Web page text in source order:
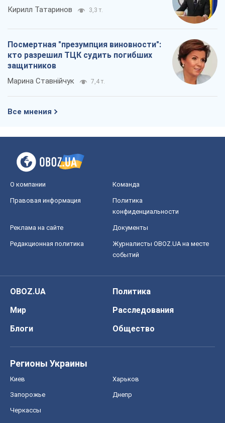
Кирилл Татаринов 3,3 т.
Посмертная "презумпция виновности":
кто разрешил ТЦК судить погибших
защитников
Марина Ставнійчук 7,4 т.
Все мнения
О компании Команда
Правовая информация
Политика
конфиденциальности
Реклама на сайте Документы
Редакционная политика
Журналисты OBOZ.UA на месте
событий
OBOZ.UA
Политика
Мир
Расследования
Блоги
Общество
Регионы Украины
Киев Харьков
Запорожье Днепр
Черкассы